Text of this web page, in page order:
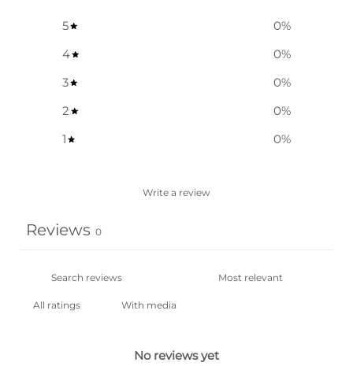
5 0%
4
0%
3
0%
2
0%
1
0%
Write a review
Reviews 0
With media
No reviews yet